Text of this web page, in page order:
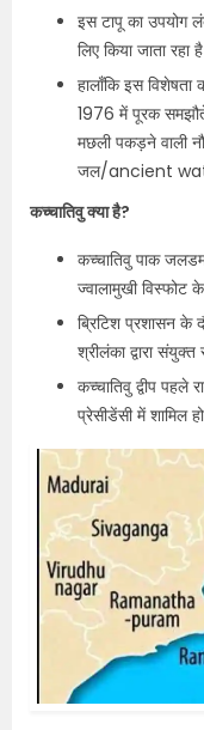
इस टापू का उपयोग
लिए किया जाता रहा
हालाँकि इस विशेषता
1976 में पूरक समझौते
मछली पकड़ने वाली
जल/ancient
कच्चातिवु क्या है?
कच्चातिवु पाक
ज्वालामुखी विस्फोट
ब्रिटिश प्रशासन के
श्रीलंका द्वारा
कच्चातिवु द्वीप पहले
प्रेसीडेंसी में शामिल